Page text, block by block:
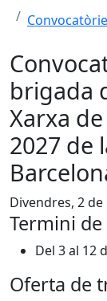
brigada
Xarxa
2027 de
Divendres, 2
Termini de
Del 3 al 12
Oferta de